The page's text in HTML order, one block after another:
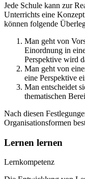
Jede Schule kann zur
Unterrichts eine
können folgende
Man geht von
Einordnung in
Perspektive wird
Man geht von
eine Perspektive
Man entscheidet
thematischen
Nach diesen
Organisationsformen
Lernen lernen
Lernkompetenz